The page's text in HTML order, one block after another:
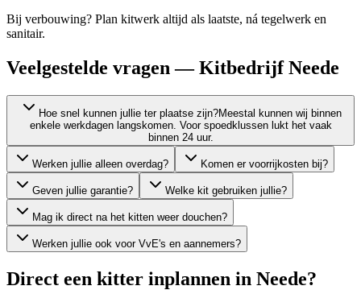
Bij verbouwing? Plan kitwerk altijd als laatste, ná tegelwerk en
sanitair.
Veelgestelde vragen — Kitbedrijf Neede
Hoe snel kunnen jullie ter plaatse zijn?Meestal kunnen wij binnen
enkele werkdagen langskomen. Voor spoedklussen lukt het vaak
binnen 24 uur.
Werken jullie alleen overdag? Komen er voorrijkosten bij?
Geven jullie garantie? Welke kit gebruiken jullie?
Mag ik direct na het kitten weer douchen?
Werken jullie ook voor VvE's en aannemers?
Direct een kitter inplannen in Neede?